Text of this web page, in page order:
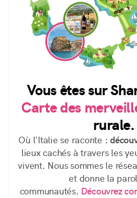
Vous êtes sur
Carte des
rurale.
Où l'Italie se raconte :
lieux cachés à travers les
vivent. Nous sommes le
et donne la
communautés. Découvrez